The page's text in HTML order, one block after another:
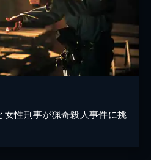
女性刑事が猟奇殺人事件に挑